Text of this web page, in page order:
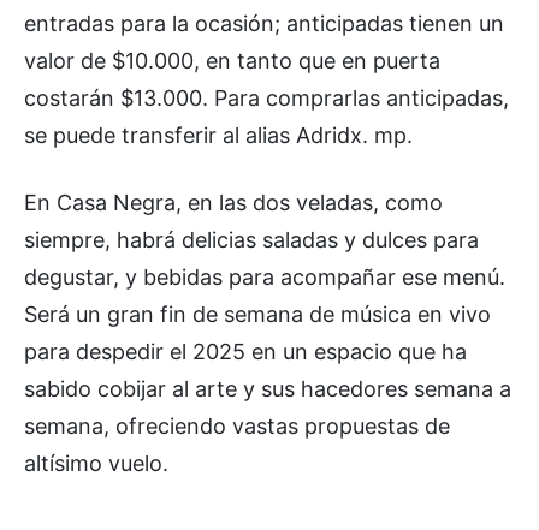
entradas para la ocasión; anticipadas tienen un
valor de $10.000, en tanto que en puerta
costarán $13.000. Para comprarlas anticipadas,
se puede transferir al alias Adridx. mp.
En Casa Negra, en las dos veladas, como
siempre, habrá delicias saladas y dulces para
degustar, y bebidas para acompañar ese menú.
Será un gran fin de semana de música en vivo
para despedir el 2025 en un espacio que ha
sabido cobijar al arte y sus hacedores semana a
semana, ofreciendo vastas propuestas de
altísimo vuelo.